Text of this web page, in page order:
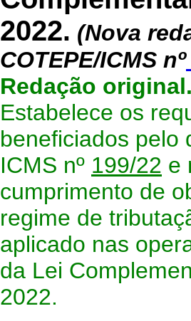
2022. (Nova
COTEPE/ICMS nº
Redação
Estabelece os
beneficiados pelo
ICMS nº 199/22 e
cumprimento de
regime de
aplicado nas
da Lei
2022.